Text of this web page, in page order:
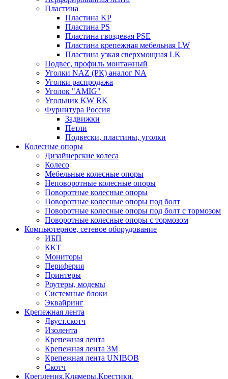
Пластина
Пластина KP
Пластина PS
Пластина гвоздевая PSE
Пластина крепежная мебельная LW
Пластина узкая сверхмощная LK
Подвес, профиль монтажный
Уголки NAZ (РК) аналог NA
Уголки распродажа
Уголок "AMIG"
Угольник KW RK
Фурнитура Россия
Задвижки
Петли
Подвески, пластины, уголки
Колесные опоры
Дизайнерские колеса
Колесо
Мебельные колесные опоры
Неповоротные колесные опоры
Поворотные колесные опоры
Поворотные колесные опоры под болт
Поворотные колесные опоры под болт с тормозом
Поворотные колесные опоры с тормозом
Компьютерное, сетевое оборудование
ИБП
ККТ
Мониторы
Периферия
Принтеры
Роутеры, модемы
Системные блоки
Эквайринг
Крепежная лента
Двуст.скотч
Изолента
Крепежная лента
Крепежная лента 3М
Крепежная лента UNIBOB
Скотч
Крепления.Клямеры.Крестики.